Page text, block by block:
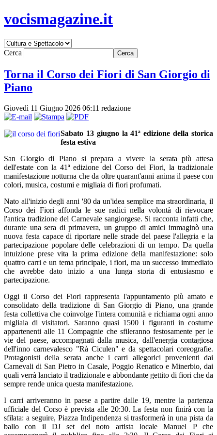
vocismagazine.it
Cerca
Torna il Corso dei Fiori di San Giorgio di
Piano
Giovedì 11 Giugno 2026 06:11 redazione
Sabato 13 giugno la 41ª edizione della storica
festa estiva
San Giorgio di Piano si prepara a vivere la serata più attesa
dell'estate con la 41ª edizione del Corso dei Fiori, la tradizionale
manifestazione notturna che da oltre quarant'anni anima il paese con
colori, musica, costumi e migliaia di fiori profumati.
Nato all'inizio degli anni '80 da un'idea semplice ma straordinaria, il
Corso dei Fiori affonda le sue radici nella volontà di rievocare
l'antica tradizione del Carnevale sangiorgese. Si racconta infatti che,
durante una sera di primavera, un gruppo di amici immaginò una
nuova festa capace di riportare nelle strade del paese l'allegria e la
partecipazione popolare delle celebrazioni di un tempo. Da quella
intuizione prese vita la prima edizione della manifestazione: solo
quattro carri e un tema principale, i fiori, ma un successo immediato
che avrebbe dato inizio a una lunga storia di entusiasmo e
partecipazione.
Oggi il Corso dei Fiori rappresenta l'appuntamento più amato e
consolidato della tradizione di San Giorgio di Piano, una grande
festa collettiva che coinvolge l'intera comunità e richiama ogni anno
migliaia di visitatori. Saranno quasi 1500 i figuranti in costume
appartenenti alle 11 Compagnie che sfileranno festosamente per le
vie del paese, accompagnati dalla musica, dall'energia contagiosa
dell'inno carnevalesco "Rà Ciculen" e da spettacolari coreografie.
Protagonisti della serata anche i carri allegorici provenienti dai
Carnevali di San Pietro in Casale, Poggio Renatico e Minerbio, dai
quali verrà lanciato il tradizionale e abbondante gettito di fiori che da
sempre rende unica questa manifestazione.
I carri arriveranno in paese a partire dalle 19, mentre la partenza
ufficiale del Corso è prevista alle 20:30. La festa non finirà con la
sfilata: a seguire, Piazza Indipendenza si trasformerà in una pista da
ballo con il DJ set del noto artista locale Manuel P che